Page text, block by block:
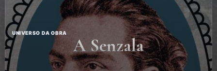
UNIVERSO DA OBRA
A Senzala